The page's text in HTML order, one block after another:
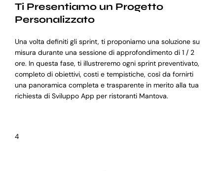
Ti Presentiamo un Progetto
Personalizzato
Una volta definiti gli sprint, ti proponiamo una soluzione su
misura durante una sessione di approfondimento di 1 / 2
ore. In questa fase, ti illustreremo ogni sprint preventivato,
completo di obiettivi, costi e tempistiche, così da fornirti
una panoramica completa e trasparente in merito alla tua
richiesta di Sviluppo App per ristoranti Mantova.
4